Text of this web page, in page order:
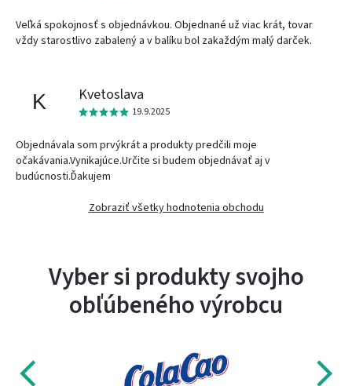
Veľká spokojnosť s objednávkou. Objednané už viac krát, tovar
vždy starostlivo zabalený a v balíku bol zakaždým malý darček.
K Kvetoslava
19.9.2025
Objednávala som prvýkrát a produkty predčili moje
očakávania.Vynikajúce.Určite si budem objednávať aj v
budúcnosti.Ďakujem
Zobraziť všetky hodnotenia obchodu
Vyber si produkty svojho
obľúbeného výrobcu